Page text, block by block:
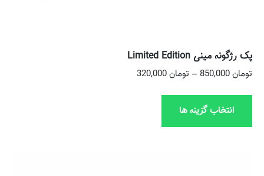
پک رژگونه مینی Limited Edition
تومان – تومان
انتخاب گزینه ها